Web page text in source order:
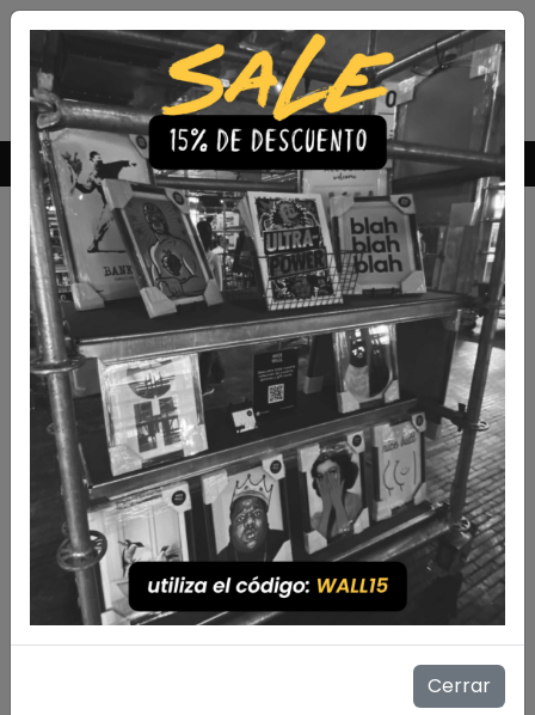
Envío Gratis a todo Chile comprando 3 o más productos
Cerrar